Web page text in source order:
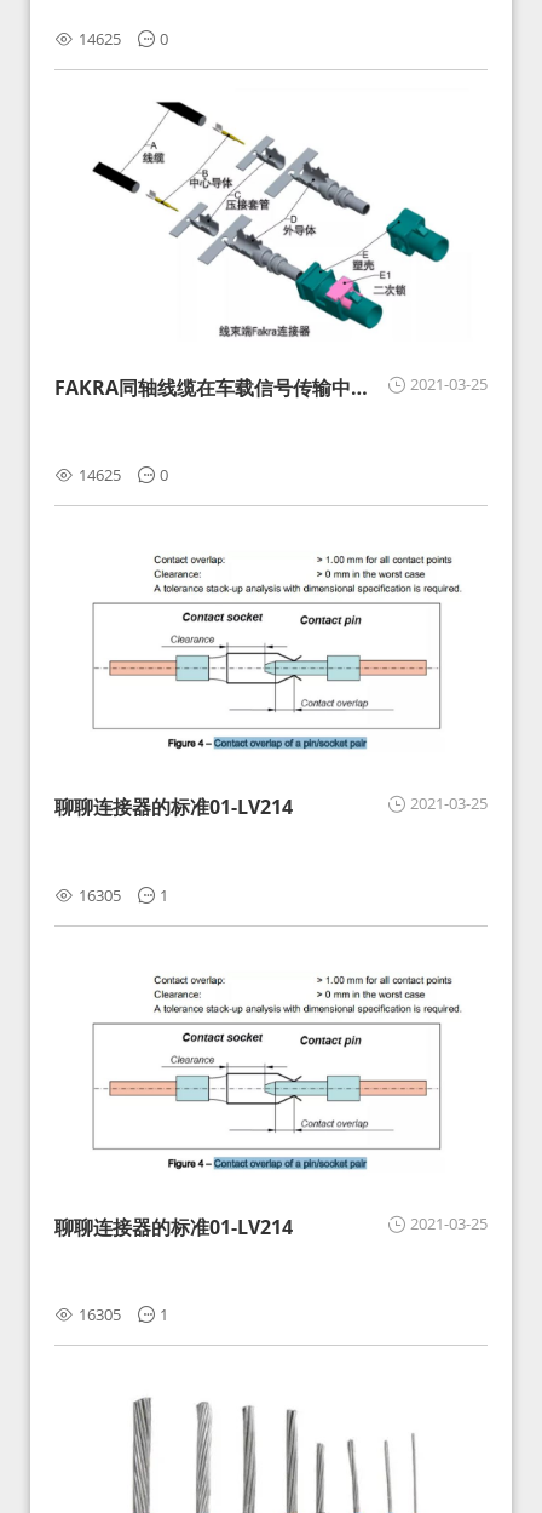
14625 0
2021-03-25
FAKRA同轴线缆在车载信号传输中的
14625 0
2021-03-25
聊聊连接器的标准01-LV214
16305 1
2021-03-25
聊聊连接器的标准01-LV214
16305 1